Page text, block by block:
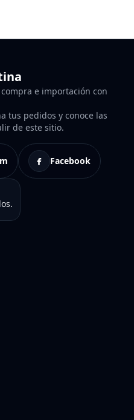
e importación con
tus pedidos y conoce las
de este sitio.
Facebook